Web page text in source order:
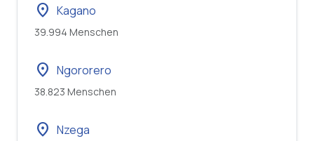
location_on Kagano
39.994 Menschen
location_on Ngororero
38.823 Menschen
location_on Nzega